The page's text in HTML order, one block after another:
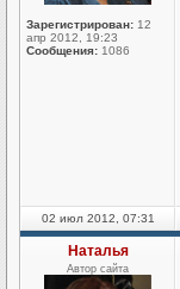
Зарегистрирован: 12
апр 2012, 19:23
Сообщения: 1086
02 июл 2012, 07:31
Наталья
Автор сайта